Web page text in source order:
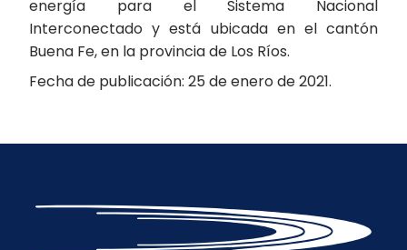
energía para el Sistema Nacional
Interconectado y está ubicada en el cantón
Buena Fe, en la provincia de Los Ríos.
Fecha de publicación: 25 de enero de 2021.